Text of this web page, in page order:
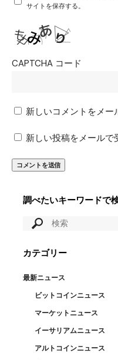
サイトを保存する。
CAPTCHA コード
新しいコメントをメー
新しい投稿をメールで
調べたいキーワードで
カテゴリー
最新ニュース
ビットコインニュース
マーケットニュース
イーサリアムニュース
アルトコインニュース